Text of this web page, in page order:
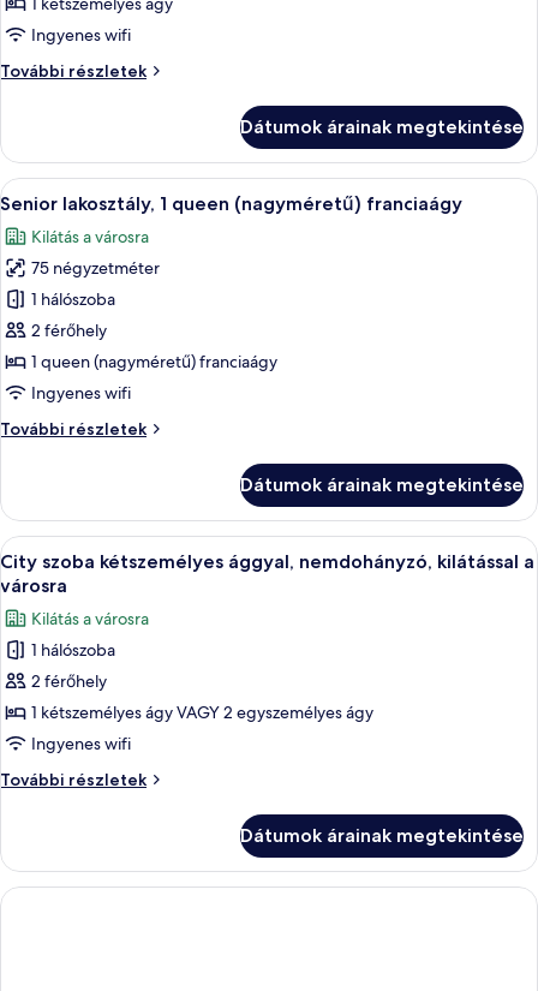
Deluxe
1
Ingyenes wifi
További részletek
Deluxe
ágy
további
részletei
Dátumok árainak megtekintése
A
következő
szoba
összes
képének
megtekintése:
Senior
lakosztály,
queen
Egy modern nappali, melyben egy
7
Senior lakosztály, 1 queen (nagyméretű) franciaágy
Kilátás a városra
75 négyzetméter
1 hálószoba
2 férőhely
1 queen (nagyméretű) franciaágy
Ingyenes wifi
További részletek
Senior
(nagyméretű)
franciaágy
további
részletei
Dátumok árainak megtekintése
A
következő
szoba
összes
képének
megtekintése:
City
szoba
kétszemélyes
ággyal,
kilátással
a
városra
Egy szállodai szoba, amelyben
1
City szoba kétszemélyes ággyal, nemdohányzó, kilátással a
városra
Kilátás a városra
1 hálószoba
2 férőhely
1 kétszemélyes ágy VAGY 2 egyszemélyes ágy
Ingyenes wifi
További részletek
City
nemdohányzó,
kilátással
a
Dátumok árainak megtekintése